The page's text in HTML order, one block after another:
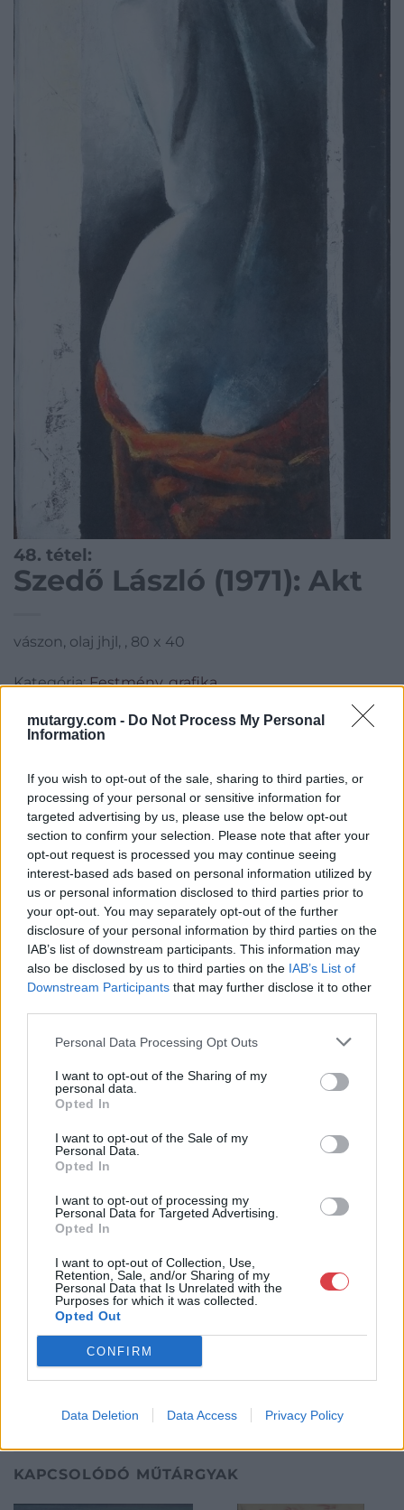
mutargy.com - Do Not Process My Personal
Information
If you wish to opt-out of the sale, sharing to third parties, or
processing of your personal or sensitive information for
targeted advertising by us, please use the below opt-out
section to confirm your selection. Please note that after your
opt-out request is processed you may continue seeing
interest-based ads based on personal information utilized by
us or personal information disclosed to third parties prior to
your opt-out. You may separately opt-out of the further
disclosure of your personal information by third parties on the
IAB’s list of downstream participants. This information may
also be disclosed by us to third parties on the IAB’s List of
Downstream Participants that may further disclose it to other
Personal Data Processing Opt Outs
I want to opt-out of the Sharing of my
personal data.
Opted In
I want to opt-out of the Sale of my
Personal Data.
Opted In
I want to opt-out of processing my
Personal Data for Targeted Advertising.
Opted In
I want to opt-out of Collection, Use,
Retention, Sale, and/or Sharing of my
Personal Data that Is Unrelated with the
Purposes for which it was collected.
Opted Out
CONFIRM
Data Deletion Data Access Privacy Policy
48. tétel:
Szedő László (1971): Akt
vászon, olaj jhjl, , 80 x 40
Kategória:Festmény, grafika
Aukció neve: 268.aukció - festmény, grafika, műtárgy
Aukció dátuma: 2023.09.06
Tételszám: 48
Eladó adatai
Eladó: Műgyűjtők Háza Kft.
Cím: Dudás Attila
1023.Bp. Zsigmond tér 11.
http://www.mugyujtokhaza.hu
Bemutatkozás: 2013 nyarán nyitottuk meg Galériánkat
áron, gyorsan találjanak vevőt műtárgyaikra, az eladók pedig
rendszeresen tudják gazdagítani gyűjteményüket változatos
kínálatunkból. Ezért is rendezünk minden második héten,
18.00 óráig várjuk szeretettel az érdeklődőket.
GALÉRIA TOVÁBBI MŰTÁRGYAI
KAPCSOLÓDÓ MŰTÁRGYAK